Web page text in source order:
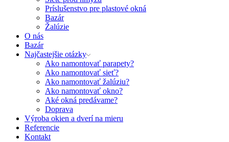
Príslušenstvo pre plastové okná
Bazár
Žalúzie
O nás
Bazár
Najčastejšie otázky
Ako namontovať parapety?
Ako namontovať sieť?
Ako namontovať žalúziu?
Ako namontovať okno?
Aké okná predávame?
Doprava
Výroba okien a dverí na mieru
Referencie
Kontakt